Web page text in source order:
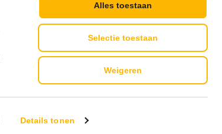
Details tonen
Alles toestaan
Selectie toestaan
Weigeren